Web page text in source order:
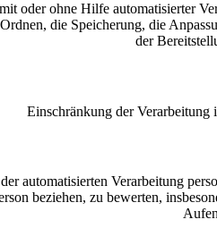
oder ohne Hilfe automatisierter
die Speicherung, die
der
Einschränkung der Verarbeitung
automatisierten Verarbeitung
beziehen, zu bewerten,